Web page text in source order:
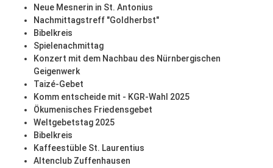
Neue Mesnerin in St. Antonius
Nachmittagstreff "Goldherbst"
Bibelkreis
Spielenachmittag
Konzert mit dem Nachbau des Nürnbergischen
Geigenwerk
Taizé-Gebet
Komm entscheide mit - KGR-Wahl 2025
Ökumenisches Friedensgebet
Weltgebetstag 2025
Bibelkreis
Kaffeestüble St. Laurentius
Altenclub Zuffenhausen